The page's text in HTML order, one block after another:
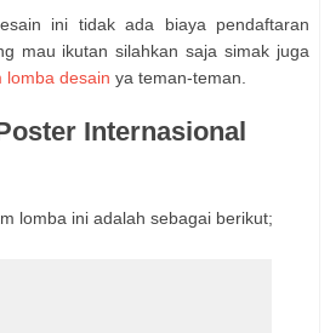
ini tidak ada biaya pendaftaran
mau ikutan silahkan saja simak juga
lomba desain ya teman-teman.
Internasional
lomba ini adalah sebagai berikut;